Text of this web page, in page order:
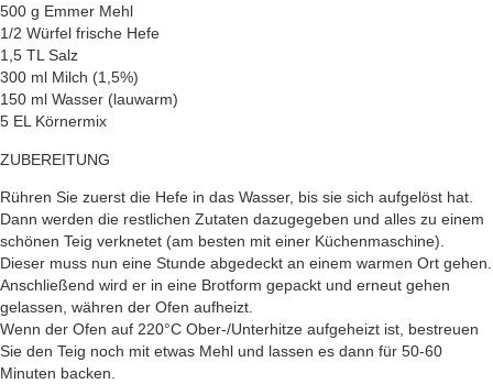
500 g Emmer Mehl
1/2 Würfel frische Hefe
1,5 TL Salz
300 ml Milch (1,5%)
150 ml Wasser (lauwarm)
5 EL Körnermix
ZUBEREITUNG
Rühren Sie zuerst die Hefe in das Wasser, bis sie sich aufgelöst hat.
Dann werden die restlichen Zutaten dazugegeben und alles zu einem
schönen Teig verknetet (am besten mit einer Küchenmaschine).
Dieser muss nun eine Stunde abgedeckt an einem warmen Ort gehen.
Anschließend wird er in eine Brotform gepackt und erneut gehen
gelassen, währen der Ofen aufheizt.
Wenn der Ofen auf 220°C Ober-/Unterhitze aufgeheizt ist, bestreuen
Sie den Teig noch mit etwas Mehl und lassen es dann für 50-60
Minuten backen.